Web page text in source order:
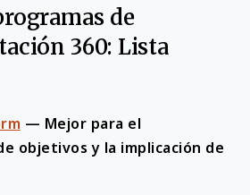
de
360: Lista
— Mejor para el
objetivos y la implicación de